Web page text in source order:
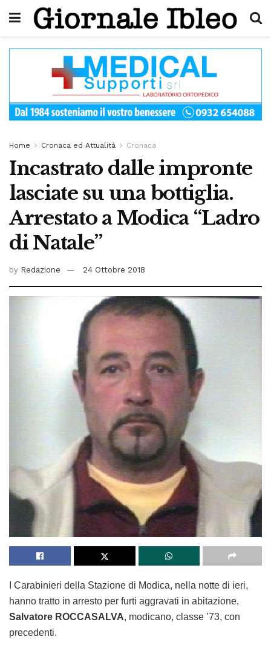
Home Cronaca ed Attualità Cronaca
Incastrato dalle impronte
lasciate su una bottiglia.
Arrestato a Modica “Ladro
di Natale”
by Redazione 24 Ottobre 2018
I Carabinieri della Stazione di Modica, nella notte di ieri,
hanno tratto in arresto per furti aggravati in abitazione,
Salvatore ROCCASALVA, modicano, classe ’73, con
precedenti.